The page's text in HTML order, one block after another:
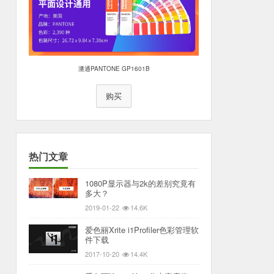
潘通PANTONE GP1601B
购买
热门文章
1080P显示器与2k的差别究竟有
多大？
2019-01-22 14.6K
爱色丽Xrite i1Profiler色彩管理软
件下载
2017-10-20 14.4K